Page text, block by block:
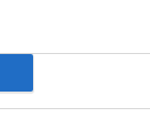
asociacijos
kad
Jį bus